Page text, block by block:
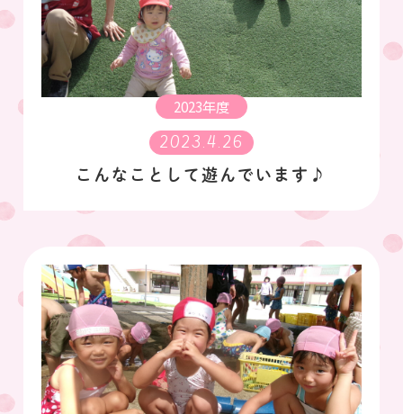
2023年度
2023.4.26
こんなことして遊んでいます♪